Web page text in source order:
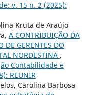
v. 15 n. 2 (2025):
Kruta de Araújo
A CONTRIBUIÇÃO DA
DE GERENTES DO
NORDESTINA ,
Contabilidade e
REUNIR
Carolina Barbosa